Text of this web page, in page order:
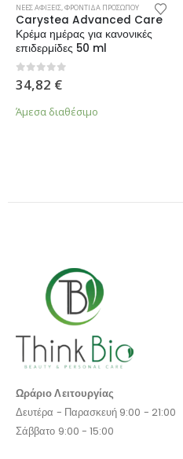
ΑΦΙΞΕΙΣ
ΝΕΕΣ ΑΦΙΞΕΙΣ,ΦΡΟΝΤΙΔΑ ΠΡΟΣΩΠΟΥ
Carystea Advanced Care
Κρέμα ημέρας για κανονικές
επιδερμίδες 50 ml
0 από 5
34,82 €
Άμεσα διαθέσιμο
Ωράριο Λειτουργίας
Δευτέρα - Παρασκευή 9:00 - 21:00
Σάββατο 9:00 - 15:00